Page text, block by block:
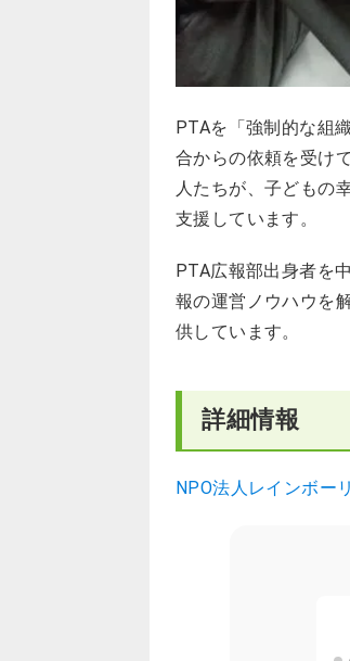
PTAを「強制的な組
合からの依頼を受け
人たちが、子どもの
支援しています。
PTA広報部出身者を
報の運営ノウハウを
供しています。
詳細情報
NPO法人レインボー